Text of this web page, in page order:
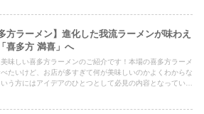
多方ラーメン】進化した我流ラーメンが味わえ
喜多方 満喜」へ
味しい喜多方ラーメンのご紹介です！本場の喜多方ラーメ
たいけど、お店が多すぎて何が美味しいのかよくわからな
う方にはアイデアのひとつとして必見の内容となっていま